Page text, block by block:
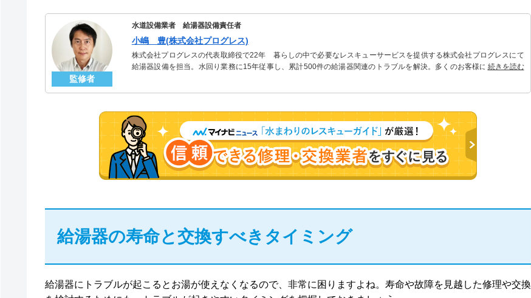
監修者
水道設備業者 給湯器設備責任者
小嶋 豊(株式会社プログレス)
株式会社プログレスの代表取締役で22年 暮らしの中で必要なレスキューサービスを提供する株式会社プログレスにて
給湯器設備を担当。水回り業務に15年従事し、累計500件の給湯器関連のトラブルを解決。多くのお客様に信頼される
続きを読む
給湯器の寿命と交換すべきタイミング
給湯器にトラブルが起こるとお湯が使えなくなるので、非常に困りますよね。寿命や故障を見越した修理や交換